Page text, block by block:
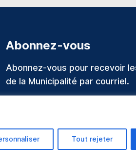
Tout rejeter
Abonnez-vous
Abonnez-vous pour recevoir
de la Municipalité par courriel.